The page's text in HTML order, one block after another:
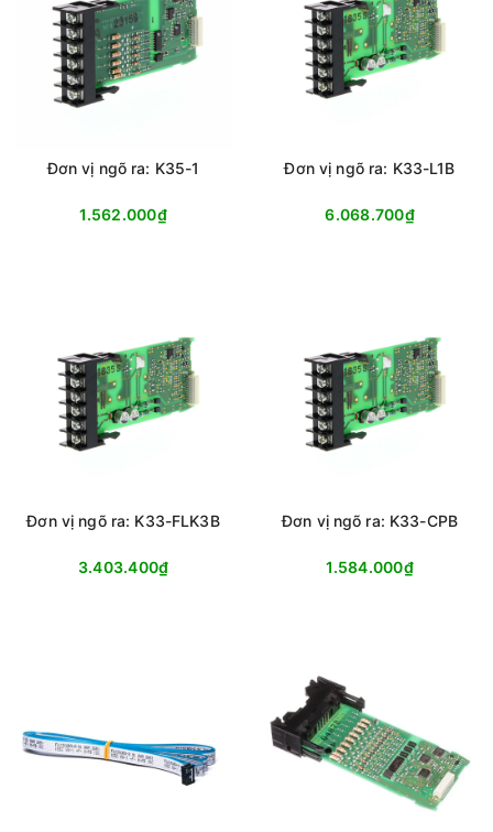
Đơn vị ngõ ra: K35-1
1.562.000₫
Đơn vị ngõ ra: K33-L1B
6.068.700₫
Đơn vị ngõ ra: K33-FLK3B
3.403.400₫
Đơn vị ngõ ra: K33-CPB
1.584.000₫